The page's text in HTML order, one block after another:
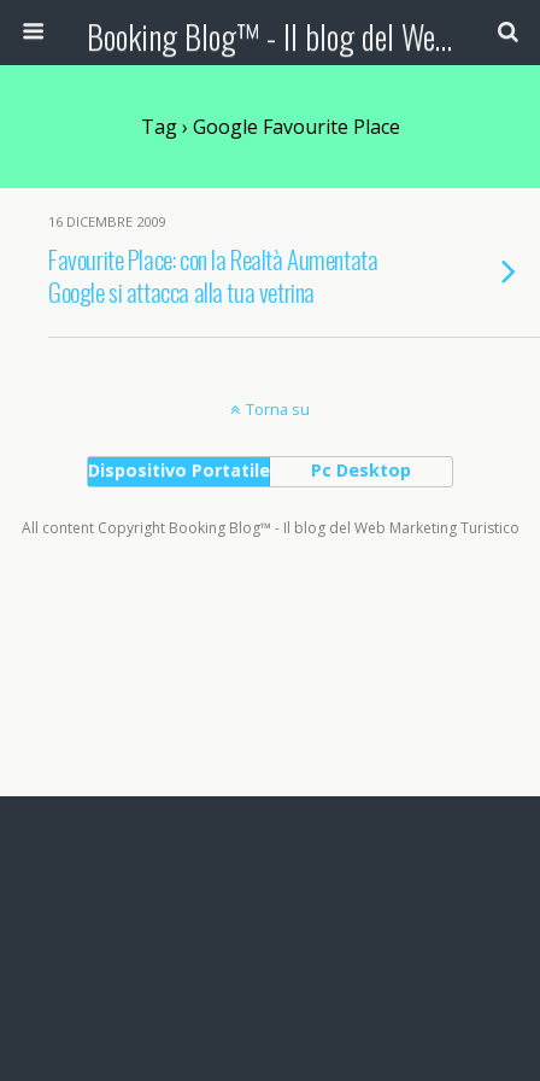
Booking Blog™ - Il blog del Web Marketing Turistico
Tag › Google Favourite Place
16 DICEMBRE 2009
Favourite Place: con la Realtà Aumentata
Google si attacca alla tua vetrina
Torna su
Dispositivo Portatile Pc Desktop
All content Copyright Booking Blog™ - Il blog del Web Marketing Turistico